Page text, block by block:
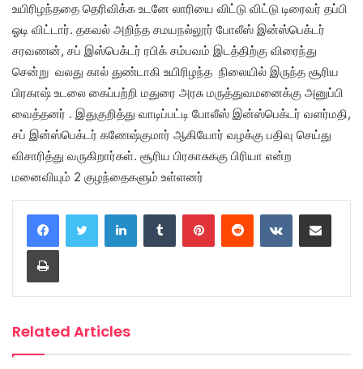
உயிரிழந்ததை தெரிவிக்க உடனே லாரியை விட்டு விட்டு டிரைவர் தப்பி
ஓடி விட்டார். தகவல் அறிந்த சமயநல்லூர் போலீஸ் இன்ஸ்பெக்டர்
சரவணன், சப் இஸ்பெக்டர் ரபிக் சம்பவம் இடத்திற்கு விரைந்து
சென்று வலது கால் துண்டாகி உயிரிழந்த நிலையில் இருந்த சூரிய
பிரகாஷ் உடலை கைப்பற்றி மதுரை அரசு மருத்துவமனைக்கு அனுப்பி
வைத்தனர் . இதுகுறித்து வாடிப்பட்டி போலீஸ் இன்ஸ்பெக்டர் வளர்மதி,
சப் இன்ஸ்பெக்டர் கணேஷ்குமார் ஆகியோர் வழக்கு பதிவு செய்து
விசாரித்து வருகிறார்கள். சூரிய பிரகாசுககு பிரியா என்ற
மனைவியும் 2 குழந்தைகளும் உள்ளனர்
LinkedInTumblr PinterestReddit VKontakteShare via Email
Print
Related Articles